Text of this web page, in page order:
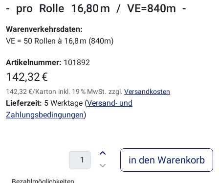
- pro Rolle 16,80 m / VE=840m -
Warenverkehrsdaten:
VE = 50 Rollen à 16,8 m (840m)
Artikelnummer: 101892
142,32 €
142,32 €/Karton inkl. 19 % MwSt. zzgl. Versandkosten
Lieferzeit: 5 Werktage (Versand- und
Zahlungsbedingungen)
in den Warenkorb